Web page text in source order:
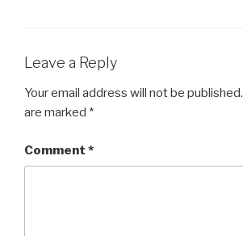
Leave a Reply
Your email address will not be published.
are marked *
Comment *